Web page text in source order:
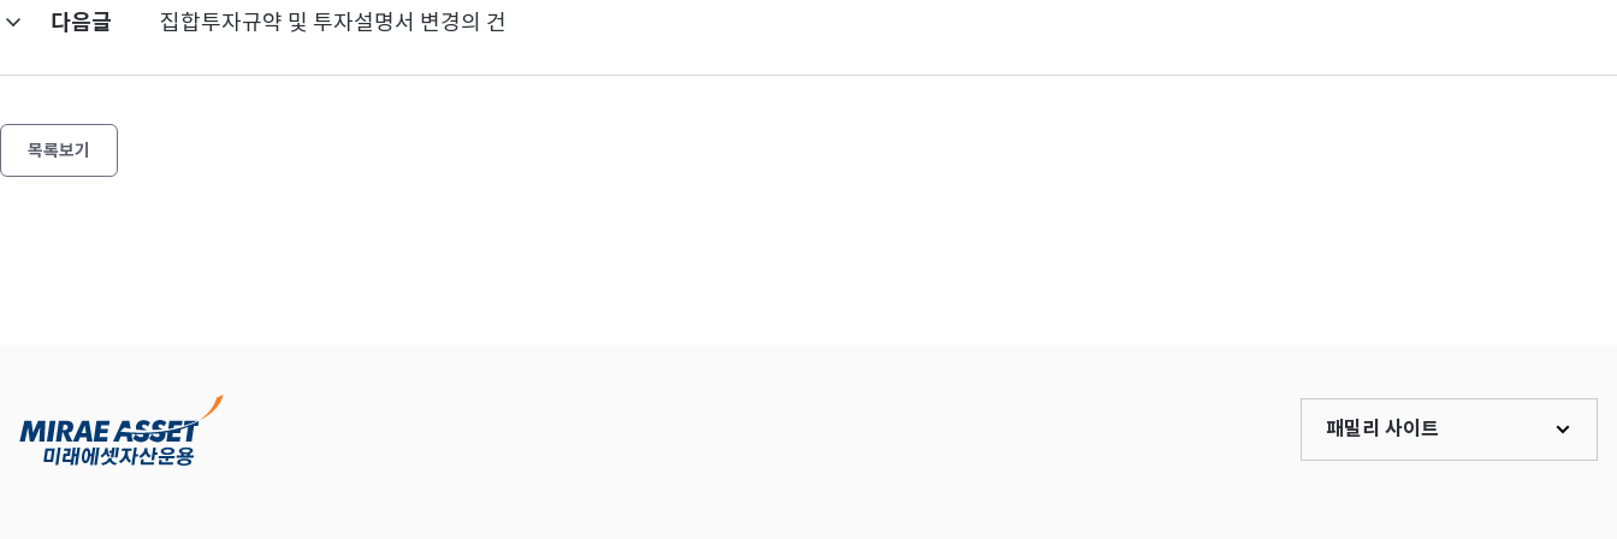
다음글 집합투자규약 및 투자설명서 변경의 건
목록보기
패밀리 사이트